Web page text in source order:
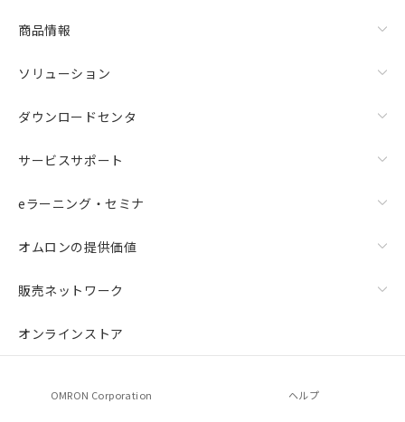
商品情報
ソリューション
ダウンロードセンタ
サービスサポート
eラーニング・セミナ
オムロンの提供価値
販売ネットワーク
オンラインストア
OMRON Corporation ヘルプ